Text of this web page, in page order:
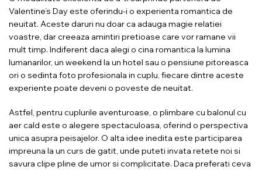
Valentine’s Day este oferindu-i o experienta romantica de
neuitat. Aceste daruri nu doar ca adauga magie relatiei
voastre, dar creeaza amintiri pretioase care vor ramane vii
mult timp. Indiferent daca alegi o cina romantica la lumina
lumanarilor, un weekend la un hotel sau o pensiune pitoreasca
ori o sedinta foto profesionala in cuplu, fiecare dintre aceste
experiente poate deveni o poveste de neuitat.
Astfel, pentru cuplurile aventuroase, o plimbare cu balonul cu
aer cald este o alegere spectaculoasa, oferind o perspectiva
unica asupra peisajelor. O alta idee inedita este participarea
impreuna la un curs de gatit, unde puteti invata retete noi si
savura clipe pline de umor si complicitate. Daca preferati ceva